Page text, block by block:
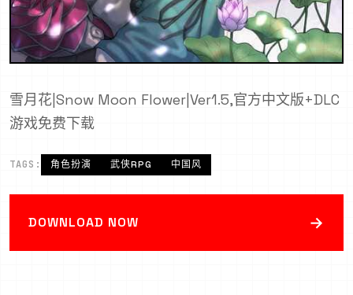
雪月花|Snow Moon Flower|Ver1.5,官方中文版+DLC
游戏免费下载
TAGS: 角色扮演 武侠RPG 中国风
DOWNLOAD NOW →